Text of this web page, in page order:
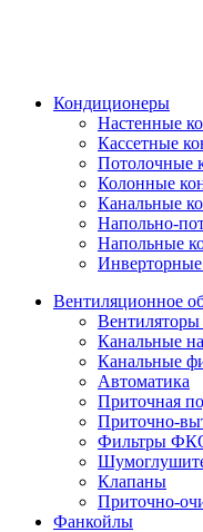
Кондиционеры
Настенные
Кассетные
Потолочные
Колонные
Канальные
Напольно-
Напольные
Вентиляционное
Канальные
Канальные
Автоматика
Приточная
Приточно-
Фильтры
Клапаны
Приточно-
Фанкойлы